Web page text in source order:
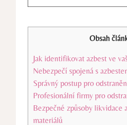
Obsah
Jak identifikovat azbest ​ve
Nebezpečí spojená s
Správný postup pro
Profesionální firmy pro
Bezpečné způsoby likvidace⁣
materiálů